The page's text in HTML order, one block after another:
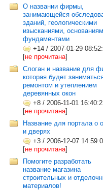
О названии фирмы,
занимающейся
зданий, геологическими
изысканиями,
фундаментами
+14 / 2007-01-29
[не прочитана]
Слоган и название для
которая будет
ремонтом и утеплением
деревянных окон
+8 / 2006-11-01
[не прочитана]
Название для портала о
и дверях
+3 / 2006-12-07
[не прочитана]
Помогите разработать
название магазина
строительных и
материалов!